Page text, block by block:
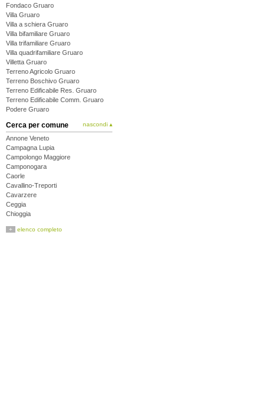
Fondaco Gruaro
Villa Gruaro
Villa a schiera Gruaro
Villa bifamiliare Gruaro
Villa trifamiliare Gruaro
Villa quadrifamiliare Gruaro
Villetta Gruaro
Terreno Agricolo Gruaro
Terreno Boschivo Gruaro
Terreno Edificabile Res. Gruaro
Terreno Edificabile Comm. Gruaro
Podere Gruaro
Cerca per comune nascondi ▴
Annone Veneto
Campagna Lupia
Campolongo Maggiore
Camponogara
Caorle
Cavallino-Treporti
Cavarzere
Ceggia
Chioggia
Cona
+ elenco completo